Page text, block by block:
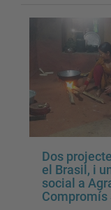
Dos
el Brasil, i
social a
Compromís